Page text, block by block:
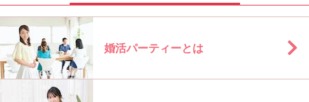
婚活パーティーとは